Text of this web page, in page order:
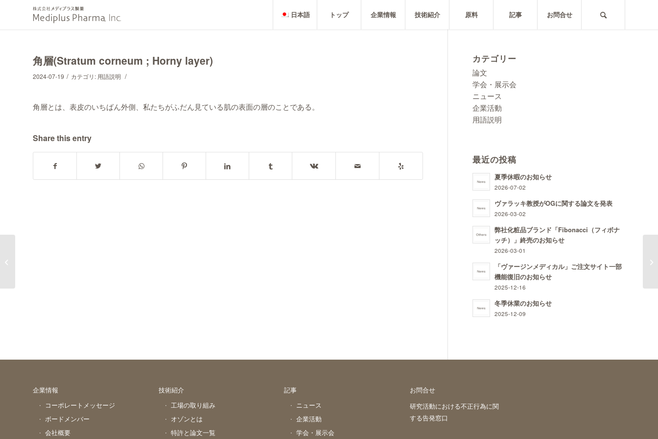
日本語 トップ 企業情報 技術紹介 原料 記事 お問合せ
角層(Stratum corneum ; Horny layer)
2024-07-19 / カテゴリ: 用語説明 /
角層とは、表皮のいちばん外側、私たちがふだん見ている肌の表面の層のことである。
Share this entry
カテゴリー
論文
学会・展示会
ニュース
企業活動
用語説明
最近の投稿
夏季休暇のお知らせ
2026-07-02
ヴァラッキ教授がOGに関する論文を発表
2026-03-02
弊社化粧品ブランド「Fibonacci（フィボナ
ッチ）」終売のお知らせ
2026-03-01
「ヴァージンメディカル」ご注文サイト一部
機能復旧のお知らせ
2025-12-16
冬季休業のお知らせ
2025-12-09
企業情報
コーポレートメッセージ
ボードメンバー
会社概要
技術紹介
工場の取り組み
オゾンとは
特許と論文一覧
記事
ニュース
企業活動
学会・展示会
お問合せ
研究活動における不正行為に関
する告発窓口